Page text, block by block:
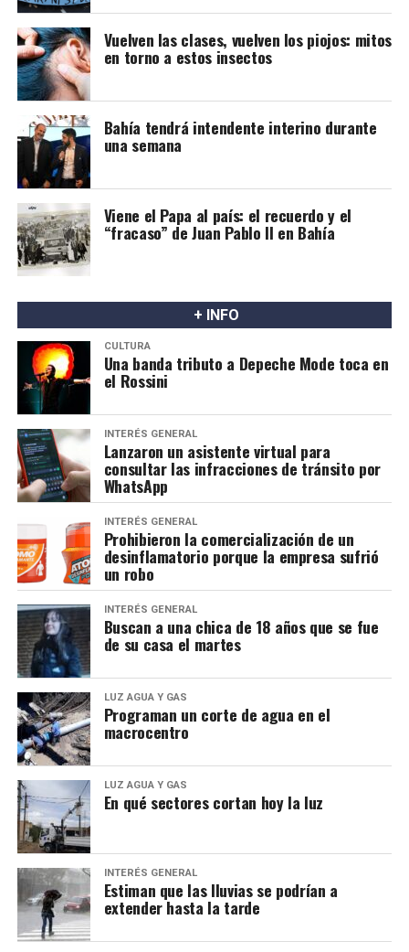
Vuelven las clases, vuelven los piojos: mitos
en torno a estos insectos
Bahía tendrá intendente interino durante
una semana
Viene el Papa al país: el recuerdo y el
“fracaso” de Juan Pablo II en Bahía
+ INFO
CULTURA
Una banda tributo a Depeche Mode toca en
el Rossini
INTERÉS GENERAL
Lanzaron un asistente virtual para
consultar las infracciones de tránsito por
WhatsApp
INTERÉS GENERAL
Prohibieron la comercialización de un
desinflamatorio porque la empresa sufrió
un robo
INTERÉS GENERAL
Buscan a una chica de 18 años que se fue
de su casa el martes
LUZ AGUA Y GAS
Programan un corte de agua en el
macrocentro
LUZ AGUA Y GAS
En qué sectores cortan hoy la luz
INTERÉS GENERAL
Estiman que las lluvias se podrían a
extender hasta la tarde